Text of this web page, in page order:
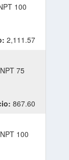
100
2,111.57
75
867.60
100